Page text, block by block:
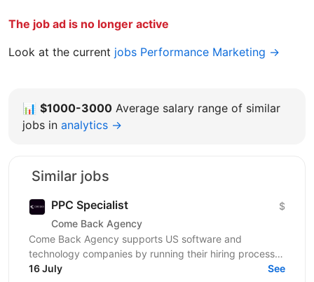
The job ad is no longer active
Look at the current jobs Performance Marketing →
📊 $1000-3000 Average salary range of similar
jobs in analytics →
Similar jobs
PPC Specialist
Come Back Agency
$
Come Back Agency supports US software and
technology companies by running their hiring process.
We work with delivery and leadership teams to define
16 July See